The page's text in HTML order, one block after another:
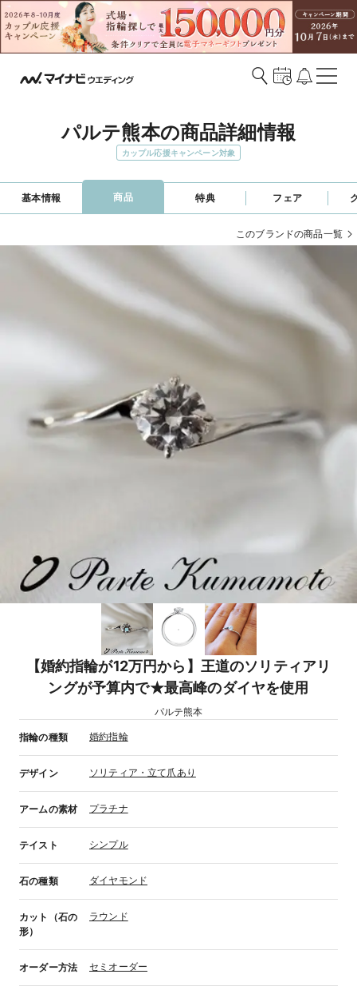
パルテ熊本の商品詳細情報
カップル応援キャンペーン対象
基本情報 商品 特典 フェア
このブランドの商品一覧
【婚約指輪が12万円から】王道のソリティアリ
ングが予算内で★最高峰のダイヤを使用
パルテ熊本
指輪の種類 婚約指輪
デザイン ソリティア・立て爪あり
アームの素材 プラチナ
テイスト シンプル
石の種類 ダイヤモンド
カット（石の
形）
ラウンド
オーダー方法 セミオーダー